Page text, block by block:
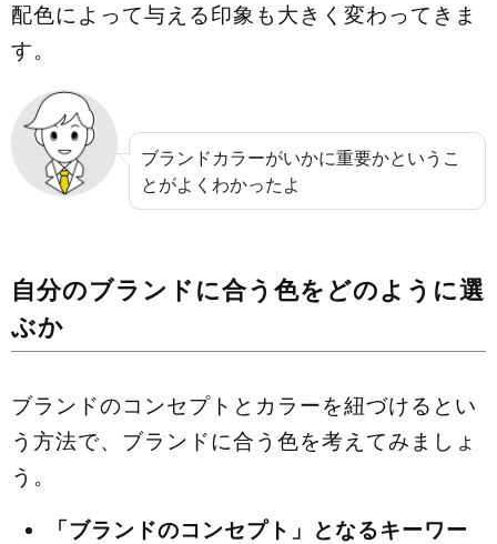
配色によって与える印象も大きく変わってきま
す。
ブランドカラーがいかに重要かというこ
とがよくわかったよ
自分のブランドに合う色をどのように選
ぶか
ブランドのコンセプトとカラーを紐づけるとい
う方法で、ブランドに合う色を考えてみましょ
う。
「ブランドのコンセプト」となるキーワー